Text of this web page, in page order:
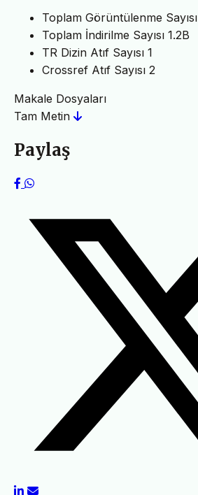
Toplam Görüntülenme Sayısı
Toplam İndirilme Sayısı 1.2B
TR Dizin Atıf Sayısı 1
Crossref Atıf Sayısı 2
Makale Dosyaları
Tam Metin
Paylaş